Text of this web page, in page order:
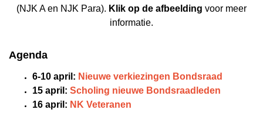
(NJK A en NJK Para). Klik op de afbeelding voor meer
informatie.
Agenda
6-10 april: Nieuwe verkiezingen Bondsraad
15 april: Scholing nieuwe Bondsraadleden
16 april: NK Veteranen